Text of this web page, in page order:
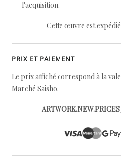
l'acquisition.
Cette œuvre est
PRIX ET PAIEMENT
Le prix affiché correspond à la
Marché Saisho.